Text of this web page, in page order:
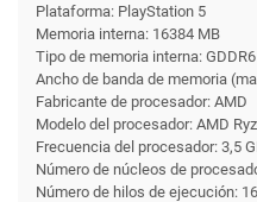
Plataforma: PlayStation 5
Memoria interna: 16384 MB
Tipo de memoria interna: GDDR6
Ancho de banda de memoria
Fabricante de procesador: AMD
Modelo del procesador: AMD
Frecuencia del procesador: 3,5
Número de núcleos de
Número de hilos de ejecución: 16